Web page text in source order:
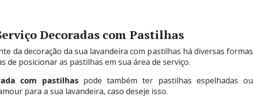
Decoradas com Pastilhas
da decoração da sua lavandeira com pastilhas há diversas formas
de posicionar as pastilhas em sua área de serviço.
com pastilhaspode também ter pastilhas espelhadas ou
para a sua lavandeira, caso deseje isso.